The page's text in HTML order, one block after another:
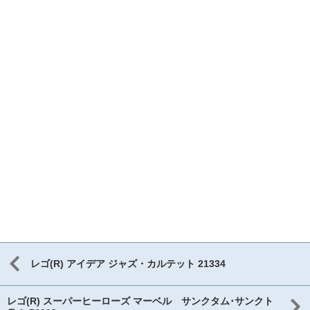
レゴ(R) アイデア ジャズ・カルテット 21334
レゴ(R) スーパーヒーローズ マーベル サンクタム･サンクト